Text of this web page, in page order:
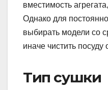
вместимость
Однако для
выбирать модели со
иначе чистить посуду
Тип сушки